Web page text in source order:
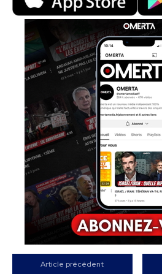
Article précédent